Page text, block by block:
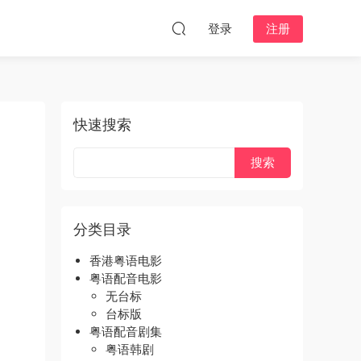
登录 注册
快速搜索
分类目录
香港粤语电影
粤语配音电影
无台标
台标版
粤语配音剧集
粤语韩剧